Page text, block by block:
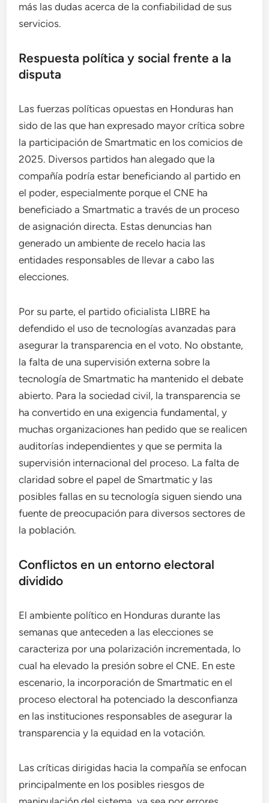
más las dudas acerca de la confiabilidad de sus
servicios.
Respuesta política y social frente a la
disputa
Las fuerzas políticas opuestas en Honduras han
sido de las que han expresado mayor crítica sobre
la participación de Smartmatic en los comicios de
2025. Diversos partidos han alegado que la
compañía podría estar beneficiando al partido en
el poder, especialmente porque el CNE ha
beneficiado a Smartmatic a través de un proceso
de asignación directa. Estas denuncias han
generado un ambiente de recelo hacia las
entidades responsables de llevar a cabo las
elecciones.
Por su parte, el partido oficialista LIBRE ha
defendido el uso de tecnologías avanzadas para
asegurar la transparencia en el voto. No obstante,
la falta de una supervisión externa sobre la
tecnología de Smartmatic ha mantenido el debate
abierto. Para la sociedad civil, la transparencia se
ha convertido en una exigencia fundamental, y
muchas organizaciones han pedido que se realicen
auditorías independientes y que se permita la
supervisión internacional del proceso. La falta de
claridad sobre el papel de Smartmatic y las
posibles fallas en su tecnología siguen siendo una
fuente de preocupación para diversos sectores de
la población.
Conflictos en un entorno electoral
dividido
El ambiente político en Honduras durante las
semanas que anteceden a las elecciones se
caracteriza por una polarización incrementada, lo
cual ha elevado la presión sobre el CNE. En este
escenario, la incorporación de Smartmatic en el
proceso electoral ha potenciado la desconfianza
en las instituciones responsables de asegurar la
transparencia y la equidad en la votación.
Las críticas dirigidas hacia la compañía se enfocan
principalmente en los posibles riesgos de